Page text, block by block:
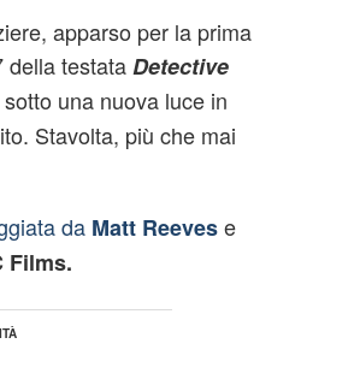
apparso per la prima
della testataDetective
una nuova luce in
Stavolta, più che mai
da Matt Reevese
Films.